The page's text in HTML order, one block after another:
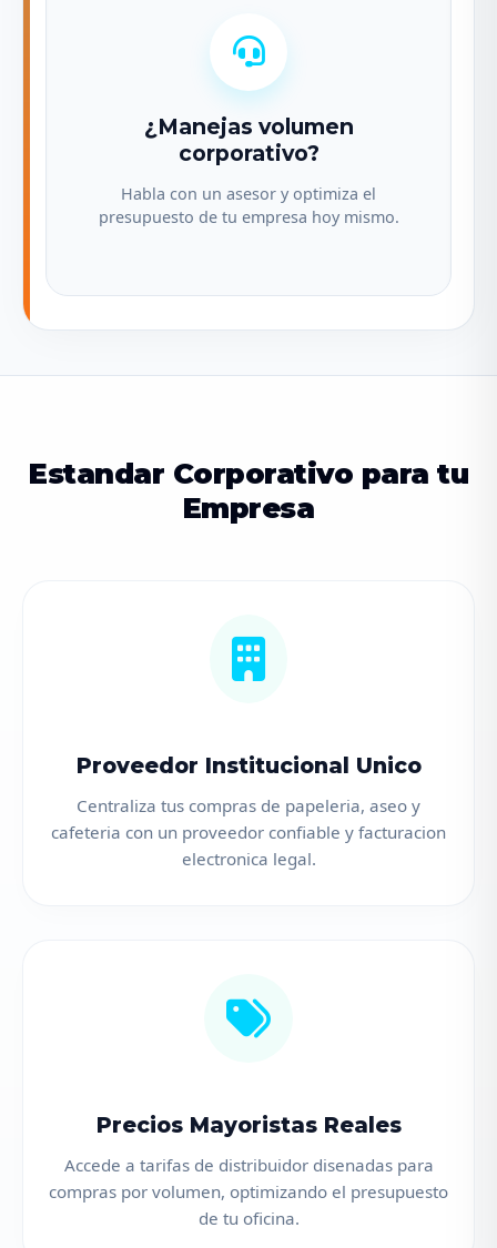
¿Manejas volumen
corporativo?
Habla con un asesor y optimiza el
presupuesto de tu empresa hoy mismo.
Estandar Corporativo para tu
Empresa
Proveedor Institucional Unico
Centraliza tus compras de papeleria, aseo y
cafeteria con un proveedor confiable y facturacion
electronica legal.
Precios Mayoristas Reales
Accede a tarifas de distribuidor disenadas para
compras por volumen, optimizando el presupuesto
de tu oficina.